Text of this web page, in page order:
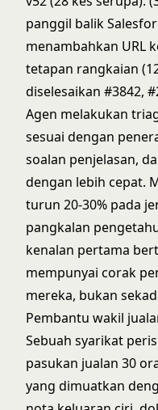
panggil balik
menambahkan URL
tetapan rangkaian
diselesaikan #3842,
Agen melakukan
sesuai dengan
soalan penjelasan,
dengan lebih cepat.
turun 20-30% pada
pangkalan
kenalan pertama
mempunyai corak
mereka, bukan
Pembantu wakil
Sebuah syarikat
pasukan jualan 30
yang dimuatkan